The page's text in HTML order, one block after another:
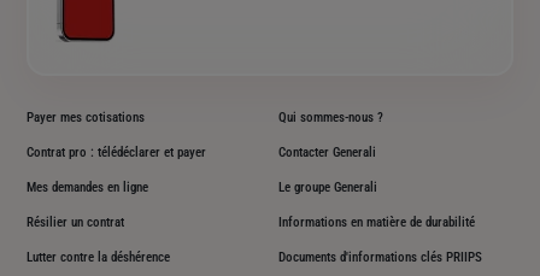
Payer mes cotisations
Contrat pro : télédéclarer et payer
Mes demandes en ligne
Résilier un contrat
Lutter contre la déshérence
Qui sommes-nous ?
Contacter Generali
Le groupe Generali
Informations en matière de durabilité
Documents d'informations clés PRIIPS